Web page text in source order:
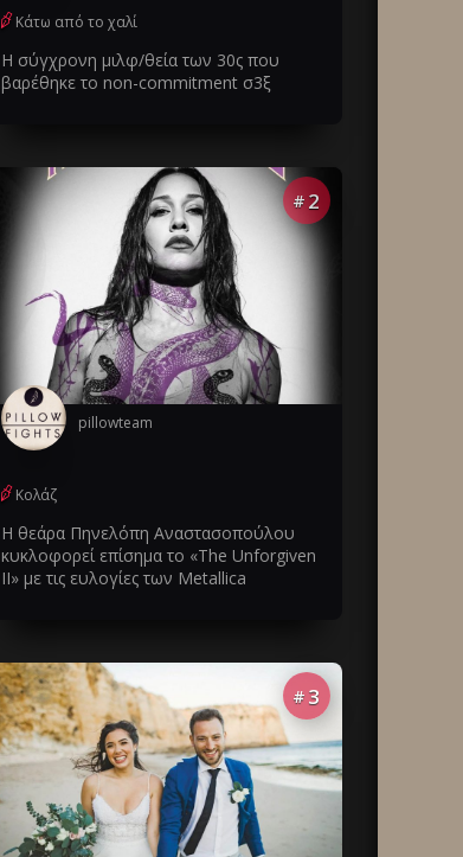
Κάτω από το χαλί
Η σύγχρονη μιλφ/θεία των 30ς που
βαρέθηκε το non-commitment σ3ξ
# 2
pillowteam
Κολάζ
Η θεάρα Πηνελόπη Αναστασοπούλου
κυκλοφορεί επίσημα το «The Unforgiven
II» με τις ευλογίες των Metallica
# 3